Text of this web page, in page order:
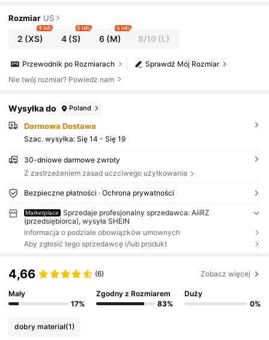
e, strój formalny dla gości weselnych
Rozmiar US
2 (XS)
9 left
4(S)
6 left
6(M)
6 left
8/10 (L)
Sprawdź Mój Rozmiar
Przewodnik po Rozmiarach
Nie twój rozmiar? Powiedz nam
Wysyłka do Poland
Darmowa Dostawa
Szac. wysyłka: Się 14 - Się 19
30-dniowe darmowe zwroty
Z zastrzeżeniem zasad uczciwego użytkowania
Bezpieczne płatności · Ochrona prywatności
Marketplace
Sprzedaje profesjonalny sprzedawca: AiiRZ
(przedsiębiorca), wysyła SHEIN
Informacja o podziale obowiązków umownych
Aby zgłosić tego sprzedawcę i/lub produkt
4,66 (6) Zobacz więcej
Mały
17%
Zgodny z Rozmiarem
83%
Duży
0%
dobry materiał(1)